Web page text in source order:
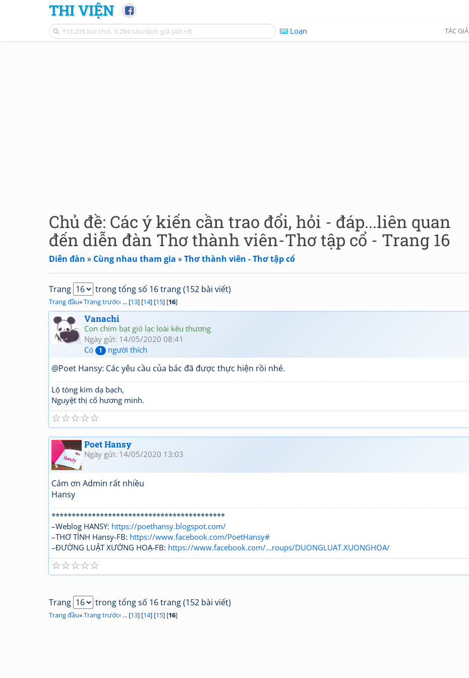
THI VIỆN
Loạn TÁC GIẢ
Chủ đề: Các ý kiến cần trao đổi, hỏi - đáp...liên quan
đến diễn đàn Thơ thành viên-Thơ tập cổ - Trang 16
Diễn đàn » Cùng nhau tham gia »Thơ thành viên - Thơ tập cổ
Trang trong tổng số 16 trang (152 bài viết)
Trang đầu«Trang trước‹ ... [13] [14] [15] [16]
Vanachi
Con chim bạt gió lạc loài kêu thương
Ngày gửi: 14/05/2020 08:41
Có
1 người thích
@Poet Hansy: Các yêu cầu của bác đã được thực hiện rồi nhé.
Lộ tòng kim dạ bạch,
Nguyệt thị cố hương minh.
☆
☆
☆
☆
☆
Poet Hansy
Ngày gửi: 14/05/2020 13:03
Cám ơn Admin rất nhiều
Hansy
*******************************************
–Weblog HANSY: https://poethansy.blogspot.com/
–THƠ TÌNH Hansy-FB: https://www.facebook.com/PoetHansy#
–ĐƯỜNG LUẬT XƯỚNG HOẠ-FB: https://www.facebook.com/...roups/DUONGLUAT.XUONGHOA/
☆
☆
☆
☆
☆
Trang trong tổng số 16 trang (152 bài viết)
Trang đầu«Trang trước‹ ... [13] [14] [15] [16]